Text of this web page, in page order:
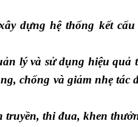
dựng hệ thống kết
lý và sử dụng hiệu quả
chống và giảm nhẹ tác
truyền, thi đua, khen